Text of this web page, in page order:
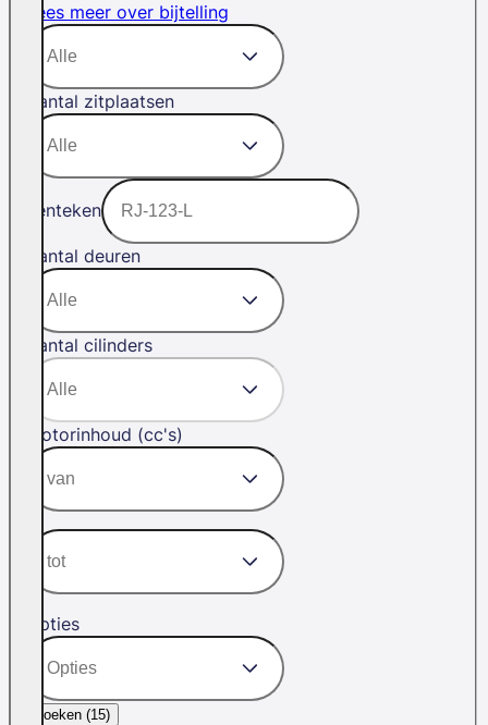
Lees meer over bijtelling
Aantal zitplaatsen
Kenteken
Aantal deuren
Aantal cilinders
Motorinhoud (cc's)
Opties
Zoeken (15)